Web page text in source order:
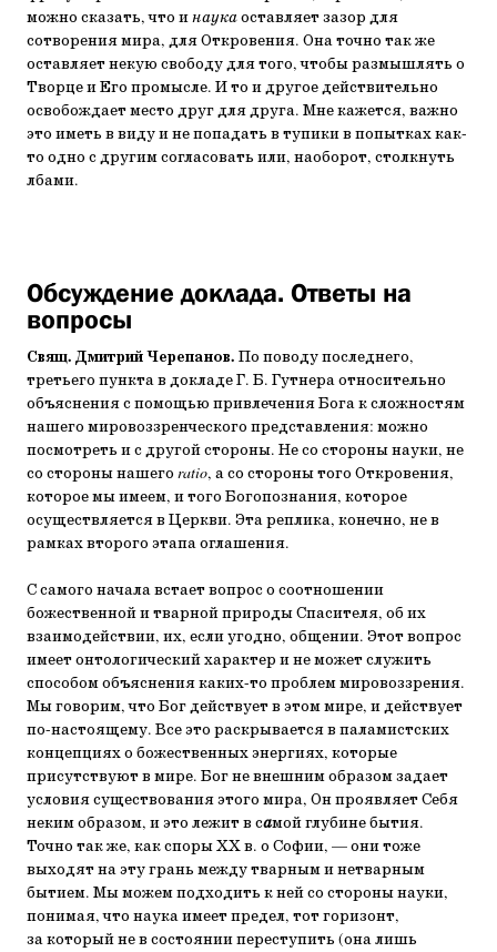
можно сказать, что инаукаоставляет зазор для
сотворения мира, для Откровения. Она точно так же
оставляет некую свободу для того, чтобы размышлять о
Творце и Его промысле. И то и другое действительно
освобождает место друг для друга. Мне кажется, важно
это иметь в виду и не попадать в тупики в попытках как-
то одно с другим согласовать или, наоборот, столкнуть
лбами.
Обсуждение доклада. Ответы на
вопросы
Свящ. Дмитрий Черепанов. По поводу последнего,
третьего пункта в докладе Г. Б. Гутнера относительно
объяснения с помощью привлечения Бога к сложностям
нашего мировоззренческого представления: можно
посмотреть и с другой стороны. Не со стороны науки, не
со стороны нашего ratio, а со стороны того Откровения,
которое мы имеем, и того Богопознания, которое
осуществляется в Церкви. Эта реплика, конечно, не в
рамках второго этапа оглашения.
С самого начала встает вопрос о соотношении
божественной и тварной природы Спасителя, об их
взаимодействии, их, если угодно, общении. Этот вопрос
имеет онтологический характер и не может служить
способом объяснения каких-то проблем мировоззрения.
Мы говорим, что Бог действует в этом мире, и действует
по-настоящему. Все это раскрывается в паламистских
концепциях о божественных энергиях, которые
присутствуют в мире. Бог не внешним образом задает
условия существования этого мира, Он проявляет Себя
неким образом, и это лежит в самой глубине бытия.
Точно так же, как споры ХХ в. о Софии, — они тоже
выходят на эту грань между тварным и нетварным
бытием. Мы можем подходить к ней со стороны науки,
понимая, что наука имеет предел, тот горизонт,
за который не в состоянии переступить (она лишь